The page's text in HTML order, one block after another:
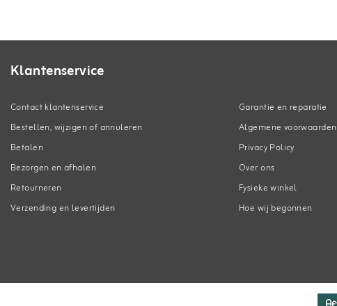
Klantenservice
Contact klantenservice
Bestellen, wijzigen of annuleren
Betalen
Bezorgen en afhalen
Retourneren
Verzending en levertijden
Garantie en reparatie
Algemene voorwaarden
Privacy Policy
Over ons
Fysieke winkel
Hoe wij begonnen